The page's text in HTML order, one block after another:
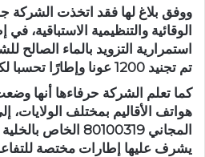
ووفق بلاغ لها فقد اتخذت الشركة
الوقائية والتنظيمية الاستباقية،
استمرارية التزويد بالماء الصالح
تم تجنيد 1200 عونا وإطارًا تحسبا لكل طارئ.
كما تعلم الشركة حرفاءها أنها
هواتف الأقاليم بمختلف الولايات،
المجاني 80100319
يشرف عليها إطارات مختصة